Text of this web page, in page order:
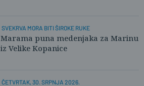
SVEKRVA MORA BITI ŠIROKE RUKE
Marama puna medenjaka za Marinu
iz Velike Kopanice
ČETVRTAK, 30. SRPNJA 2026.